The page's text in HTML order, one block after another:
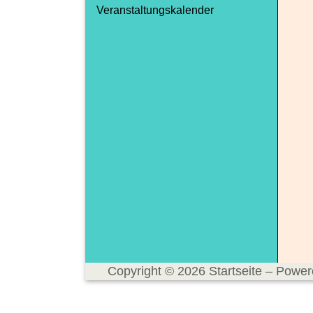
Veranstaltungskalender
Copyright © 2026 Startseite –